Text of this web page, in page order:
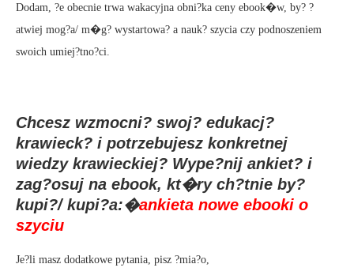
Dodam, ?e obecnie trwa wakacyjna obni?ka ceny ebook�w, by? ?
atwiej mog?a/ m�g? wystartowa? a nauk? szycia czy podnoszeniem
swoich umiej?tno?ci.
Chcesz wzmocni? swoj? edukacj?
krawieck? i potrzebujesz konkretnej
wiedzy krawieckiej? Wype?nij ankiet? i
zag?osuj na ebook, kt�ry ch?tnie by?
kupi?/ kupi?a:�ankieta nowe ebooki o
szyciu
Je?li masz dodatkowe pytania, pisz ?mia?o,